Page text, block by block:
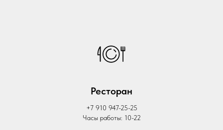
Ресторан
+7 910 947-25-25
Часы работы: 10-22